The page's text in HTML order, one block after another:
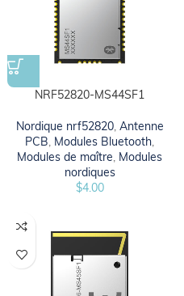
NRF52820-MS44SF1
Nordique nrf52820, Antenne
PCB, Modules Bluetooth,
Modules de maître, Modules
nordiques
$4.00